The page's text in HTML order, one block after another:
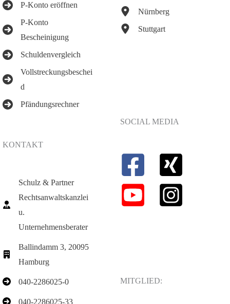
P-Konto eröffnen
P-Konto
Bescheinigung
Schuldenvergleich
Vollstreckungsbeschei
d
Pfändungsrechner
Nürnberg
Stuttgart
KONTAKT
Schulz & Partner
Rechtsanwaltskanzlei
u.
Unternehmensberater
Ballindamm 3, 20095
Hamburg
040-2286025-0
040-2286025-33
SOCIAL MEDIA
MITGLIED: